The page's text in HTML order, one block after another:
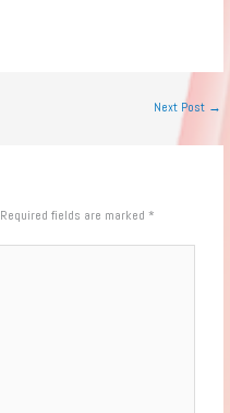
Next Post →
Required fields are marked *